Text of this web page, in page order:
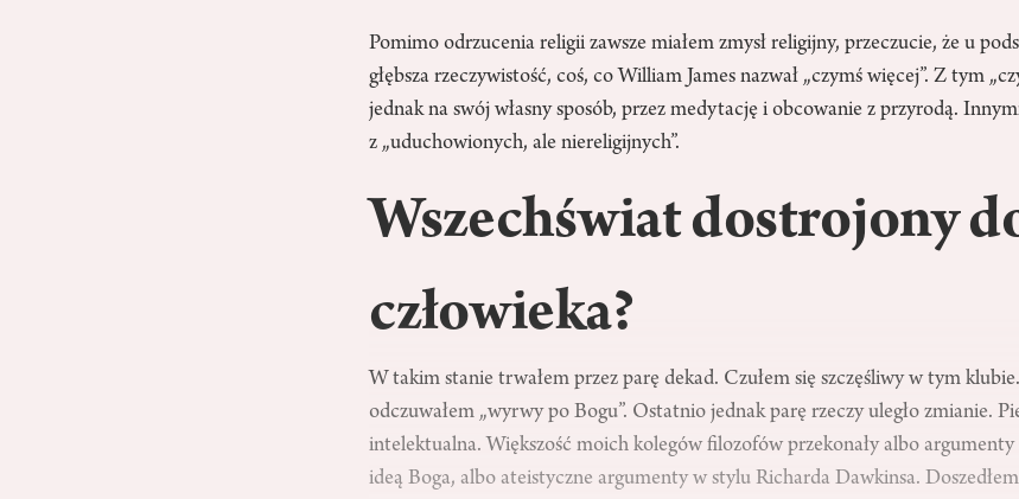
Pomimo odrzucenia religii zawsze miałem zmysł religijny, przeczucie, że u
głębsza rzeczywistość, coś, co William James nazwał „czymś więcej”. Z tym
jednak na swój własny sposób, przez medytację i obcowanie z przyrodą.
z „uduchowionych, ale niereligijnych”.
Wszechświat dostrojony
człowieka?
W takim stanie trwałem przez parę dekad. Czułem się szczęśliwy w tym
odczuwałem „wyrwy po Bogu”. Ostatnio jednak parę rzeczy uległo zmianie.
intelektualna. Większość moich kolegów filozofów przekonały albo
ideą Boga, albo ateistyczne argumenty w stylu Richarda Dawkinsa.